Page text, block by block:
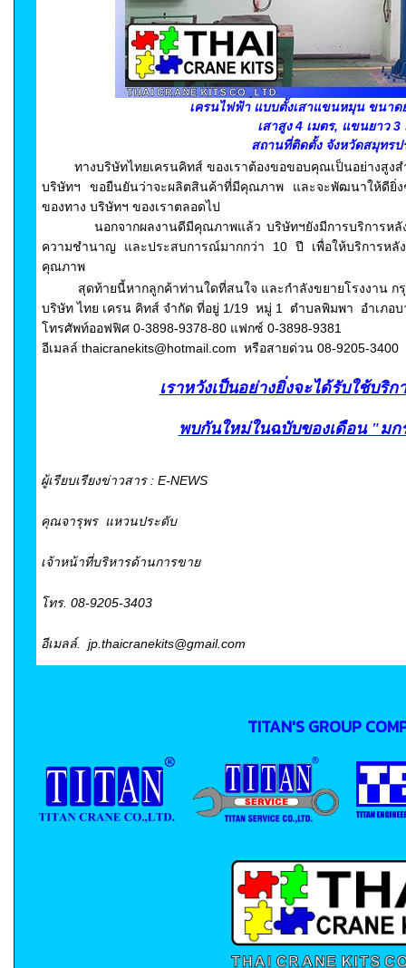
เครนไฟฟ้า แบบตั้งเสาแขนหมุน ขนาด
เสาสูง 4 เมตร, แขนยาว 3
สถานที่ติดตั้ง จังหวัดสมุทรป
ทางบริษัทไทยเครนคิทส์ ของเราต้องขอขอบคุณเป็นอย่างสูง
บริษัทฯ ขอยืนยันว่าจะผลิตสินค้าที่มีคุณภาพ และจะพัฒนาให้ดียิ่
ของทาง บริษัทฯ ของเราตลอดไป
นอกจากผลงานดีมีคุณภาพแล้ว บริษัทฯยังมีการบริการหลั
ความชำนาญ และประสบการณ์มากกว่า 10 ปี เพื่อให้บริการหลั
คุณภาพ
สุดท้ายนี้หากลูกค้าท่านใดที่สนใจ และกำลังขยายโรงงาน
บริษัท ไทย เครน คิทส์ จำกัด ที่อยู่ 1/19 หมู่ 1 ตำบลพิมพา อำเภอบ
โทรศัพท์ออฟฟิศ 0-3898-9378-80 แฟกซ์ 0-3898-9381
อีเมลล์ thaicranekits@hotmail.com หรือสายด่วน 08-9205-3400
เราหวังเป็นอย่างยิ่งจะได้รับใช้บริก
พบกันใหม่ในฉบับของเดือน "มก
ผู้เรียบเรียงข่าวสาร : E-NEWS
คุณจารุพร แหวนประดับ
เจ้าหน้าที่บริหารด้านการขาย
โทร. 08-9205-3403
อีเมลล์. jp.thaicranekits@gmail.com
TITAN'S GROUP